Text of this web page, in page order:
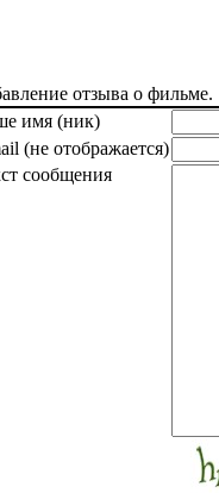
отзыва о фильме.
имя (ник)
(не отображается)
сообщения